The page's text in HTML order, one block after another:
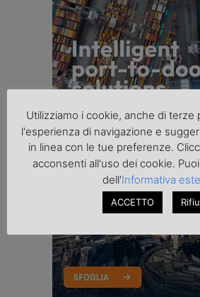
Utilizziamo i cookie, anche di terze
l'esperienza di navigazione e
in linea con le tue preferenze.
acconsenti all'uso dei cookie.
dell'Informativa
ACCETTO